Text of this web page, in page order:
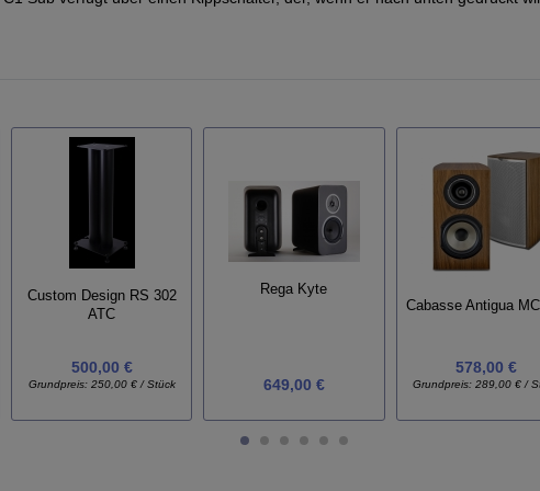
Custom Design RS 302
ATC
500,00 €
Grundpreis: 250,00 € / Stück
Rega Kyte
649,00 €
Cabasse Antigua
578,00 €
Grundpreis:289,00 € /